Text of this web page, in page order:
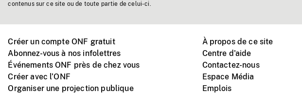
contenus sur ce site ou de toute partie de celui-ci.
Créer un compte ONF gratuit
Abonnez-vous à nos infolettres
Événements ONF près de chez vous
Créer avec l’ONF
Organiser une projection publique
À propos de ce site
Centre d'aide
Contactez-nous
Espace Média
Emplois